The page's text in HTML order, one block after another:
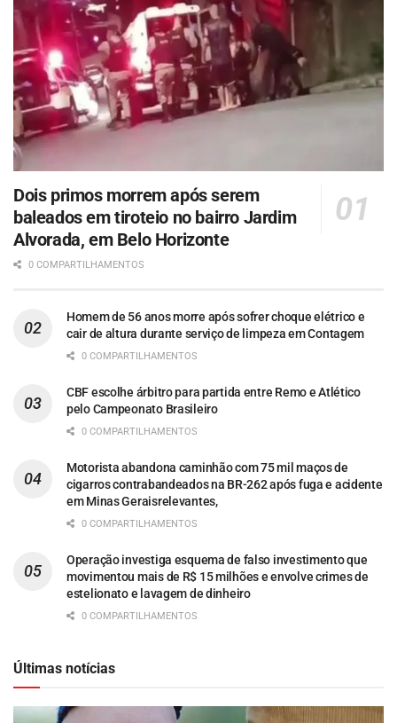
Dois primos morrem após serem
baleados em tiroteio no bairro Jardim
Alvorada, em Belo Horizonte
0 COMPARTILHAMENTOS
Homem de 56 anos morre após sofrer choque elétrico e
cair de altura durante serviço de limpeza em Contagem
0 COMPARTILHAMENTOS
CBF escolhe árbitro para partida entre Remo e Atlético
pelo Campeonato Brasileiro
0 COMPARTILHAMENTOS
Motorista abandona caminhão com 75 mil maços de
cigarros contrabandeados na BR-262 após fuga e acidente
em Minas Geraisrelevantes,
0 COMPARTILHAMENTOS
Operação investiga esquema de falso investimento que
movimentou mais de R$ 15 milhões e envolve crimes de
estelionato e lavagem de dinheiro
0 COMPARTILHAMENTOS
Últimas notícias